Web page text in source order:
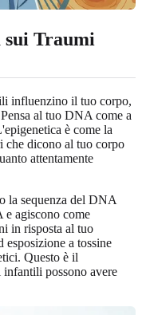
sui Traumi
influenzino il tuo corpo,
al tuo DNA come a
è come la
che dicono al tuo corpo
attentamente
la sequenza del DNA
e agiscono come
in risposta al tuo
esposizione a tossine
Questo è il
possono avere